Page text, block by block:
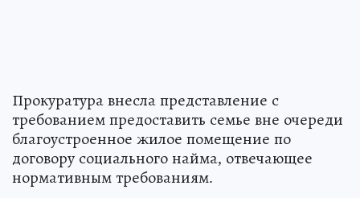
Прокуратура внесла представление с
требованием предоставить семье вне очереди
благоустроенное жилое помещение по
договору социального найма, отвечающее
нормативным требованиям.